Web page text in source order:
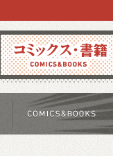
コミックス